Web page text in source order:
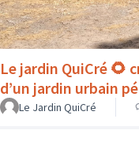
Le jardin QuiCré 🌻
d’un jardin urbain
Le Jardin QuiCré